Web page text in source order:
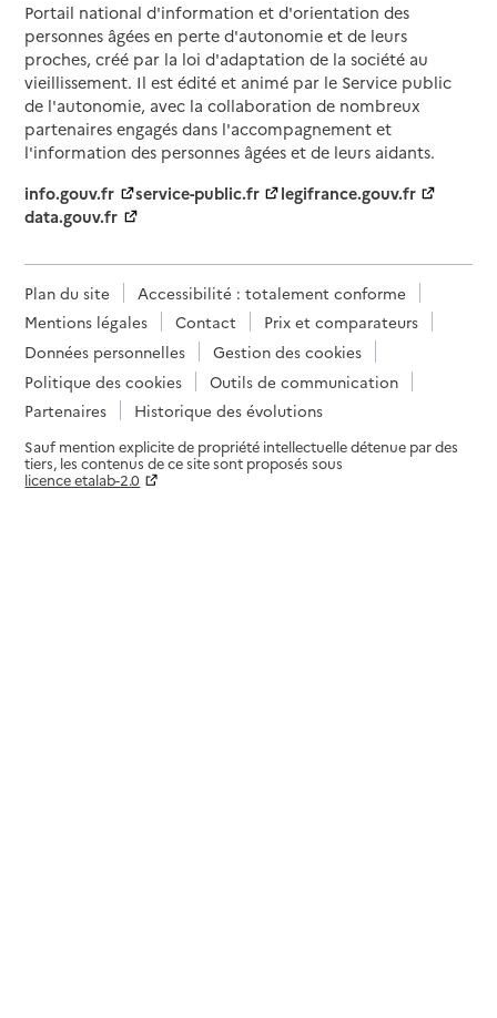
Portail national d'information et d'orientation des
personnes âgées en perte d'autonomie et de leurs
proches, créé par la loi d'adaptation de la société au
vieillissement. Il est édité et animé par le Service public
de l'autonomie, avec la collaboration de nombreux
partenaires engagés dans l'accompagnement et
l'information des personnes âgées et de leurs aidants.
info.gouv.fr
service-public.fr
legifrance.gouv.fr
data.gouv.fr
Plan du site
Accessibilité : totalement conforme
Mentions légales
Contact
Prix et comparateurs
Données personnelles
Gestion des cookies
Politique des cookies
Outils de communication
Partenaires
Historique des évolutions
Sauf mention explicite de propriété intellectuelle détenue par des
tiers, les contenus de ce site sont proposés sous
licence etalab-2.0